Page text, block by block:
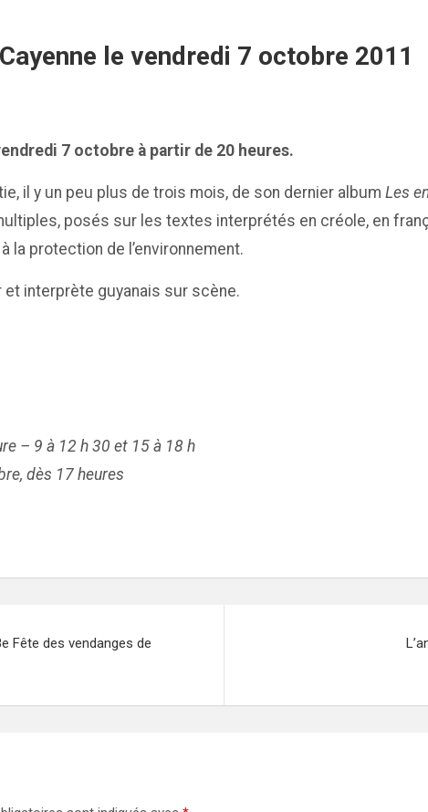
le vendredi 7 octobre 2011
7 octobre à partir de 20 heures.
il y un peu plus de trois mois, de son dernier album Les
posés sur les textes interprétés en créole, en
la protection de l’environnement.
interprète guyanais sur scène.
– 9 à 12 h 30 et 15 à 18 h
dès 17 heures
Fête des vendanges de